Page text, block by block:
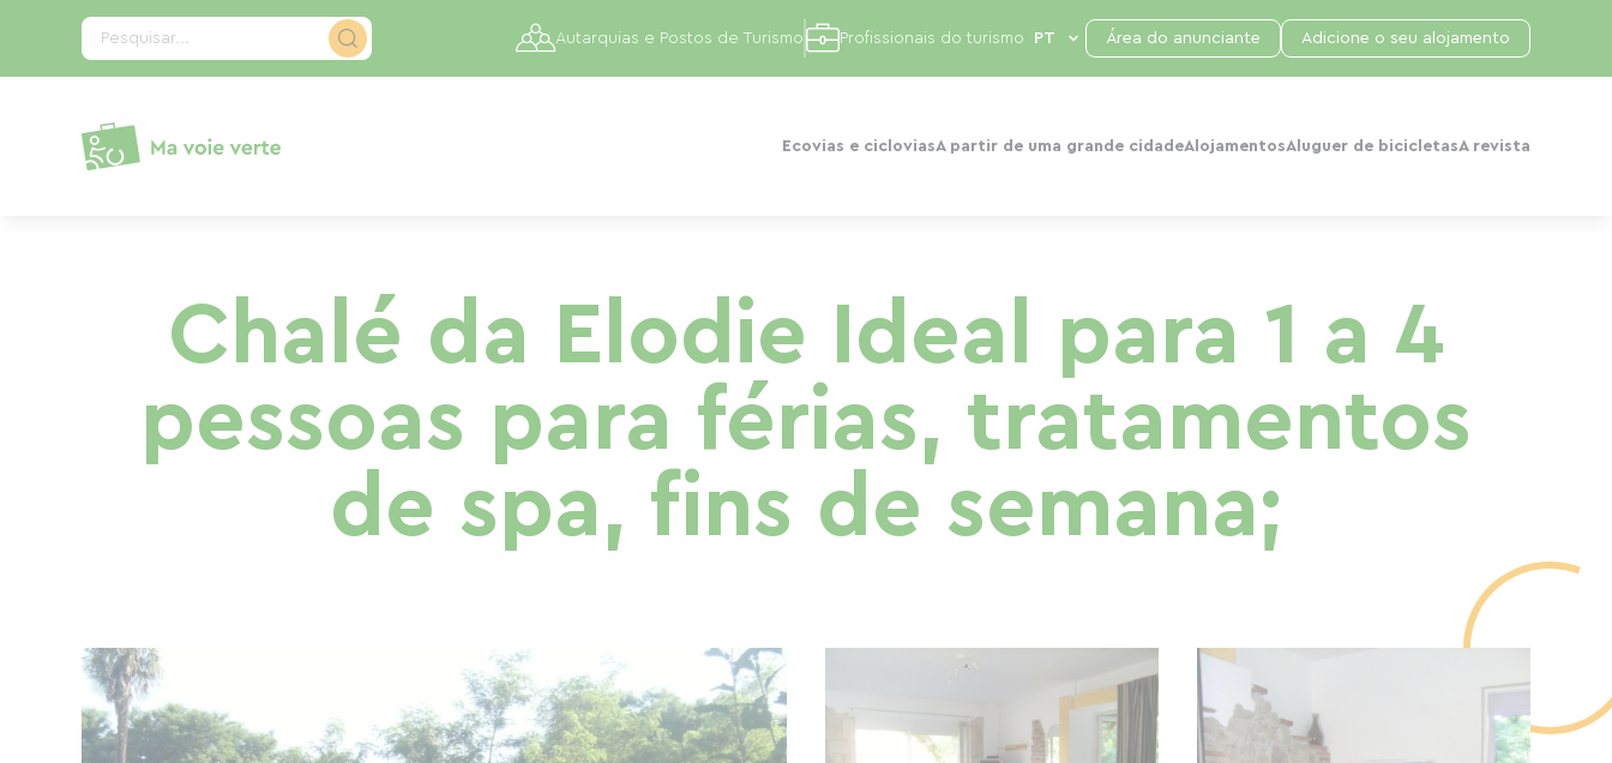
Pesquisar...
Ecovias e cicloviasA partir de uma grande cidadeAlojamentosAluguer de bicicletasA revista
Autarquias e Postos de Turismo Profissionais do turismo Área do anunciante Adicione o seu alojamento
Chalé da Elodie Ideal para 1 a 4
pessoas para férias, tratamentos
de spa, fins de semana;
Painel de Gerenciamento de Cookies